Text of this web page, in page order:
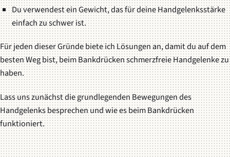
Du verwendest ein Gewicht, das für deine Handgelenksstärke
einfach zu schwer ist.
Für jeden dieser Gründe biete ich Lösungen an, damit du auf dem
besten Weg bist, beim Bankdrücken schmerzfreie Handgelenke zu
haben.
Lass uns zunächst die grundlegenden Bewegungen des
Handgelenks besprechen und wie es beim Bankdrücken
funktioniert.